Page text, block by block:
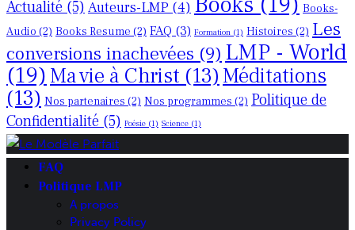
Actualité (5) Auteurs-LMP (4)
Books-
Audio (2) Books Resume (2) FAQ (3) Formation (1) Histoires (2) Les
conversions inachevées (9) LMP - World
(19) Ma vie à Christ (13) Méditations
(13) Nos partenaires (2) Nos programmes (2) Politique de
Confidentialité (5) Poésie (1) Science (1)
FAQ
Politique LMP
A propos
Privacy Policy